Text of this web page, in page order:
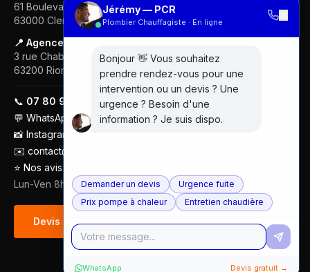
61 Boulevard Gustave Flaubert
63000 Clermont-Ferrand
📍 Agence — Clermont-Ferrand
3 rue Chabrol
63200 Riom
📞 07 80 97 00 74
💬 WhatsApp
📸 Instagram
✉️ contact@plombier-chauffagiste.fr
⭐ Nos avis Google (5/5 · 18 avis)
Lun-Ven 8h-18h
Devis gratuit
Jérémy — PCR
Plombier Chauffagiste · En ligne
Bonjour 👋 Vous souhaitez
prendre rendez-vous pour une
intervention ou un devis ? Une
urgence ? Besoin d'une
information ? Je suis dispo.
Demander un devis
Urgence fuite
Prix pompe à chaleur
Entretien chaudière
WhatsApp Devis gratuit →